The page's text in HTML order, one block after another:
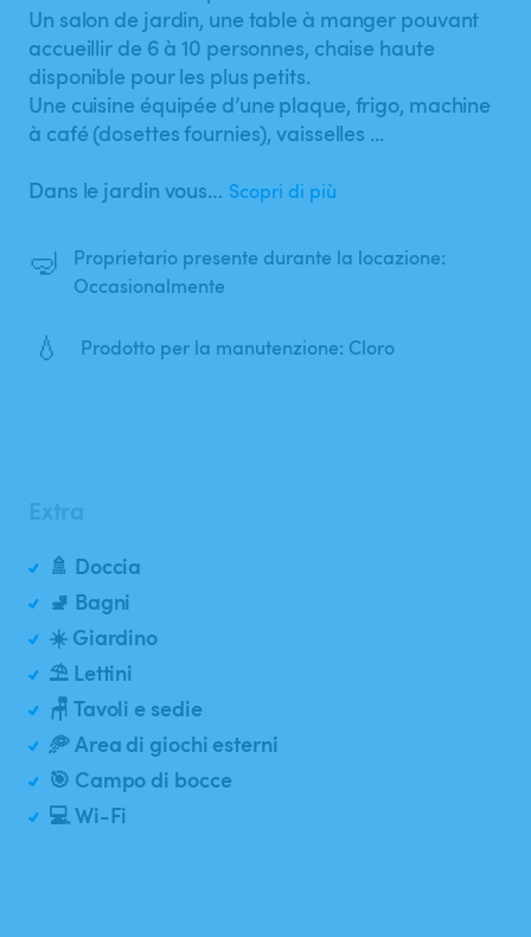
Un salon de jardin​,​ une table à manger pouvant
accueillir de 6 à 10 personnes​,​ chaise haute
disponible pour les plus petits.
Une cuisine équipée d’une plaque​,​ frigo​,​ machine
à café (dosettes fournies)​,​ vaisselles ...
Dans le jardin vous… Scopri di più
🤿
Proprietario presente durante la locazione:
Occasionalmente
💧 Prodotto per la manutenzione: Cloro
🚿 Doccia
🚽 Bagni
☀️ Giardino
⛱️ Lettini
🪑 Tavoli e sedie
🥏 Area di giochi esterni
🎯 Campo di bocce
💻 Wi-Fi